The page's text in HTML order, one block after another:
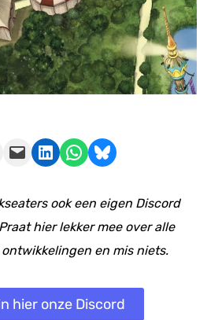
Deze pagina e-mailen Delen op LinkedIn Delen via WhatsApp Share on Bluesky
ook een eigen Discord
hier lekker mee over alle
en mis niets.
hier onze Discord